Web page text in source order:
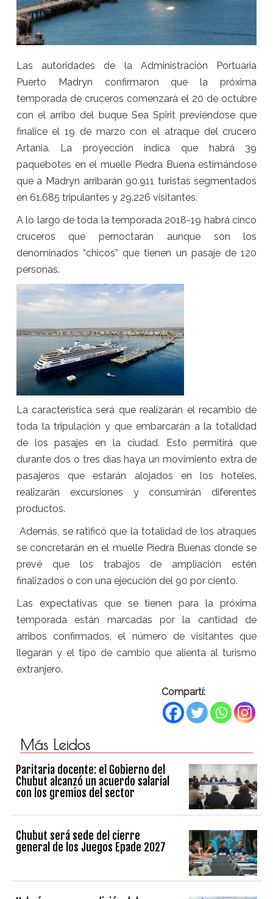
Las autoridades de la Administración Portuaria
Puerto Madryn confirmaron que la próxima
temporada de cruceros comenzará el 20 de octubre
con el arribo del buque Sea Spirit previéndose que
finalice el 19 de marzo con el atraque del crucero
Artania. La proyección indica que habrá 39
paquebotes en el muelle Piedra Buena estimándose
que a Madryn arribarán 90.911 turistas segmentados
en 61.685 tripulantes y 29.226 visitantes.
A lo largo de toda la temporada 2018-19 habrá cinco
cruceros que pernoctarán aunque son los
denominados “chicos” que tienen un pasaje de 120
personas.
La característica será que realizarán el recambio de
toda la tripulación y que embarcarán a la totalidad
de los pasajes en la ciudad. Esto permitirá que
durante dos o tres días haya un movimiento extra de
pasajeros que estarán alojados en los hoteles,
realizarán excursiones y consumirán diferentes
productos.
Además, se ratificó que la totalidad de los atraques
se concretarán en el muelle Piedra Buenas donde se
prevé que los trabajos de ampliación estén
finalizados o con una ejecución del 90 por ciento.
Las expectativas que se tienen para la próxima
temporada están marcadas por la cantidad de
arribos confirmados, el número de visitantes que
llegarán y el tipo de cambio que alienta al turismo
extranjero.
Compartí:
Más Leidos
Paritaria docente: el Gobierno del
Chubut alcanzó un acuerdo salarial
con los gremios del sector
Chubut será sede del cierre
general de los Juegos Epade 2027